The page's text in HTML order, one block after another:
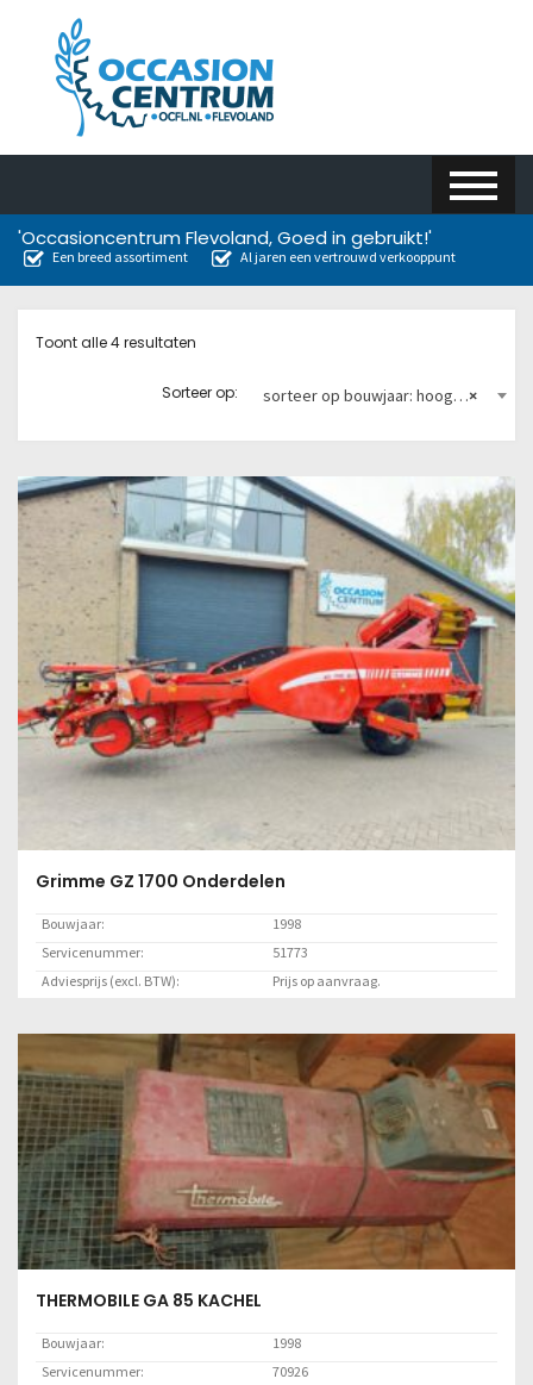
'Occasioncentrum Flevoland, Goed in gebruikt!'
Een breed assortiment Al jaren een vertrouwd verkooppunt
Toont alle 4 resultaten
Sorteer op: ×
sorteer op bouwjaar: hoog naar laag
Grimme GZ 1700 Onderdelen
Bouwjaar:
1998
Servicenummer:
51773
Adviesprijs (excl. BTW):
Prijs op aanvraag.
Lees meer
THERMOBILE GA 85 KACHEL
Bouwjaar:
1998
Servicenummer:
70926